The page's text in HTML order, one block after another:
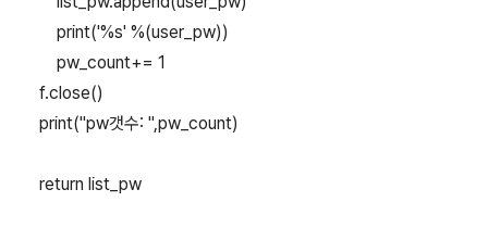
print('%s' %(user_pw))
pw_count+= 1
f.close()
print("pw갯수: ",pw_count)
return list_pw